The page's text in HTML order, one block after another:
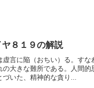
８１９の解説
言に陥（おちい）る。すな
大きな難所である。人間的
いた、精神的な貪り...